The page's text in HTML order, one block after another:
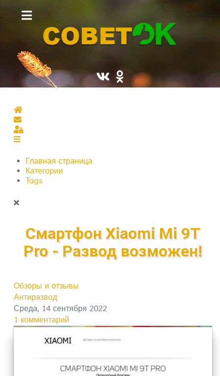
Главная страница
Подписаться на блог
Sign In
Главная страница
Категории
Tags
Смартфон Xiaomi Mi 9T
Pro - Развод возможен!
Обзоры и отзывы
Антиразвод
Среда, 14 сентября 2022
1 комментарий